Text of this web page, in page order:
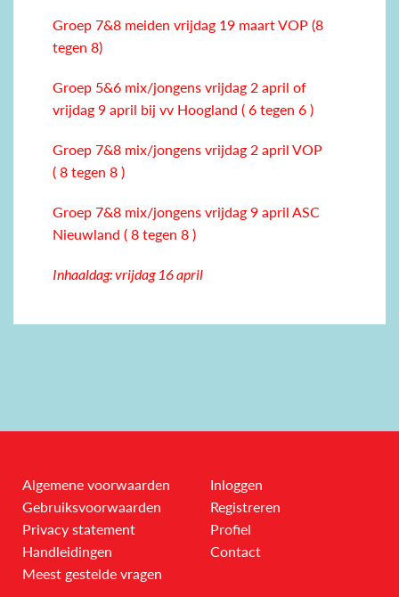
Groep 7&8 meiden vrijdag 19 maart VOP (8
tegen 8)
Groep 5&6 mix/jongens vrijdag 2 april of
vrijdag 9 april bij vv Hoogland ( 6 tegen 6 )
Groep 7&8 mix/jongens vrijdag 2 april VOP
( 8 tegen 8 )
Groep 7&8 mix/jongens vrijdag 9 april ASC
Nieuwland ( 8 tegen 8 )
Inhaaldag: vrijdag 16 april
Algemene voorwaarden
Gebruiksvoorwaarden
Privacy statement
Handleidingen
Meest gestelde vragen
Inloggen
Registreren
Profiel
Contact